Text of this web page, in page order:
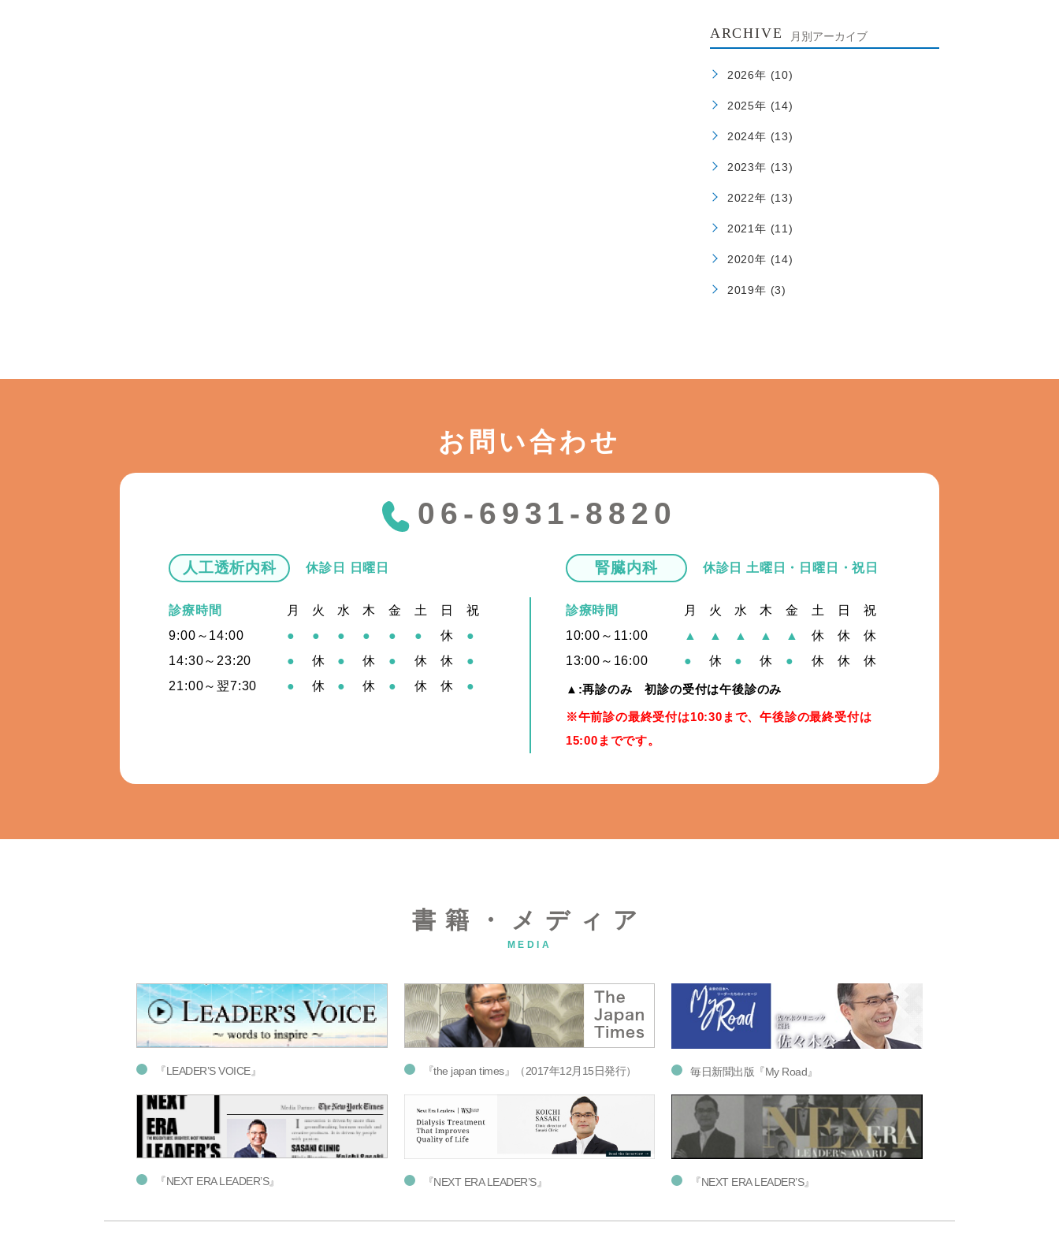
ARCHIVE 月別アーカイブ
2026年 (10)
2025年 (14)
2024年 (13)
2023年 (13)
2022年 (13)
2021年 (11)
2020年 (14)
2019年 (3)
お問い合わせ
06-6931-8820
人工透析内科 休診日 日曜日
診療時間 月 火 水 木 金 土 日
祝
9:00～14:00
● ● ● ● ● ● 休
●
14:30～23:20
● 休 ● 休 ● 休 休
●
21:00～翌7:30
● 休 ● 休 ● 休 休 ●
腎臓内科 休診日 土曜日・日曜日・祝日
診療時間 月 火 水 木 金 土 日
祝
10:00～11:00
▲ ▲ ▲ ▲ ▲ 休 休
休
13:00～16:00
● 休 ● 休 ● 休 休 休
▲:再診のみ 初診の受付は午後診のみ
※午前診の最終受付は10:30まで、午後診の最終受付は
15:00までです。
書籍・メディア
MEDIA
『LEADER’S VOICE』 『the japan times』（2017年12月15日発行） 毎日新聞出版『My Road』
『NEXT ERA LEADER’S』 『NEXT ERA LEADER’S』 『NEXT ERA LEADER’S』